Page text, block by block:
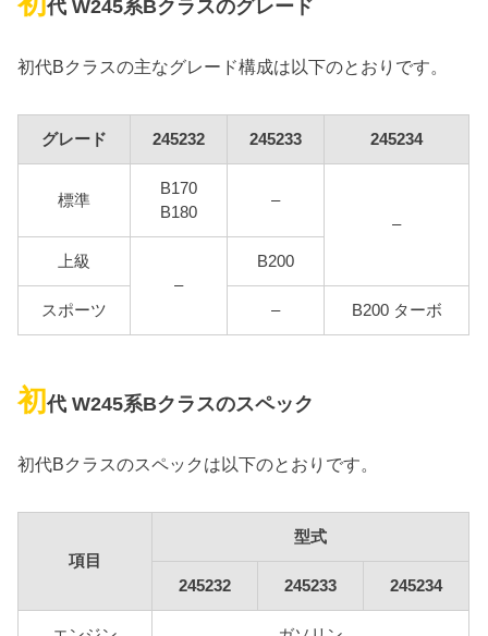
代 W245系Bクラスのグレード
初代Bクラスの主なグレード構成は以下のとおりです。
グレード 245232 245233 245234
標準
B170
B180
–
–
上級
–
B200
スポーツ – B200 ターボ
初代 W245系Bクラスのスペック
初代Bクラスのスペックは以下のとおりです。
項目
型式
245232 245233 245234